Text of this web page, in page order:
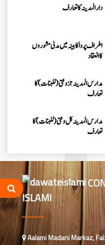
دارالمدینہ کاتعارف
اطراف پرواکابینہ میں مدنی مشوروں
کاانعقاد
مدارس المدینہ جزوقتی (للبنات) کا
تعارف
مدارس المدینہ کل وقتی(للبنات)کا
تعارف
شعبہ مُدَرِّسہ کورس(للبنات) کا
مدرسۃ المدینہ کورسز(للبنین) کا
مدارس المدینہ جز وقتی( للبنین)کا
ISLAMI
Aalami Madani Markaz,